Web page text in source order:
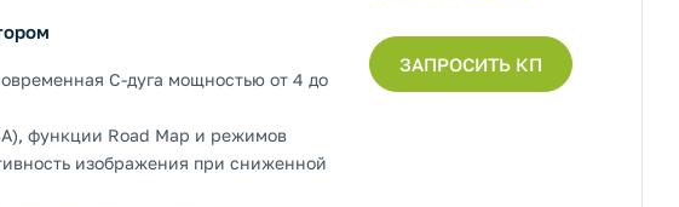
ЗАПРОСИТЬ КП
С-дуга мощностью от 4 до
функции Road Map и режимов
изображения при сниженной